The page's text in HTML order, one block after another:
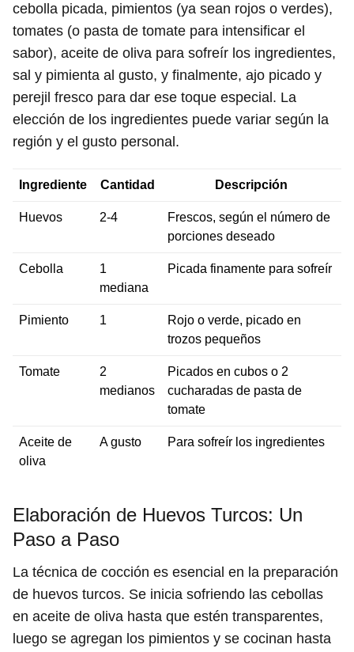
cebolla picada, pimientos (ya sean rojos o verdes),
tomates (o pasta de tomate para intensificar el
sabor), aceite de oliva para sofreír los ingredientes,
sal y pimienta al gusto, y finalmente, ajo picado y
perejil fresco para dar ese toque especial. La
elección de los ingredientes puede variar según la
región y el gusto personal.
Ingrediente Cantidad Descripción
Huevos 2-4
Frescos, según el número de
porciones deseado
Cebolla
1
mediana
Picada finamente para sofreír
Pimiento 1
Rojo o verde, picado en
trozos pequeños
Tomate
2
medianos
Picados en cubos o 2
cucharadas de pasta de
tomate
Aceite de
oliva
A gusto Para sofreír los ingredientes
Elaboración de Huevos Turcos: Un
Paso a Paso
La técnica de cocción es esencial en la preparación
de huevos turcos. Se inicia sofriendo las cebollas
en aceite de oliva hasta que estén transparentes,
luego se agregan los pimientos y se cocinan hasta